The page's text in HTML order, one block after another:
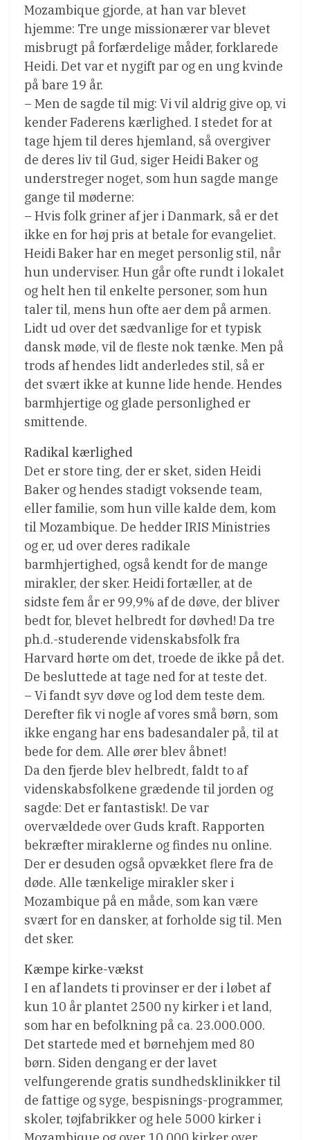
Mozambique gjorde, at han var blevet
hjemme: Tre unge missionærer var blevet
misbrugt på forfærdelige måder, forklarede
Heidi. Det var et nygift par og en ung kvinde
på bare 19 år.
– Men de sagde til mig: Vi vil aldrig give op, vi
kender Faderens kærlighed. I stedet for at
tage hjem til deres hjemland, så overgiver
de deres liv til Gud, siger Heidi Baker og
understreger noget, som hun sagde mange
gange til møderne:
– Hvis folk griner af jer i Danmark, så er det
ikke en for høj pris at betale for evangeliet.
Heidi Baker har en meget personlig stil, når
hun underviser. Hun går ofte rundt i lokalet
og helt hen til enkelte personer, som hun
taler til, mens hun ofte aer dem på armen.
Lidt ud over det sædvanlige for et typisk
dansk møde, vil de fleste nok tænke. Men på
trods af hendes lidt anderledes stil, så er
det svært ikke at kunne lide hende. Hendes
barmhjertige og glade personlighed er
smittende.
Radikal kærlighed
Det er store ting, der er sket, siden Heidi
Baker og hendes stadigt voksende team,
eller familie, som hun ville kalde dem, kom
til Mozambique. De hedder IRIS Ministries
og er, ud over deres radikale
barmhjertighed, også kendt for de mange
mirakler, der sker. Heidi fortæller, at de
sidste fem år er 99,9% af de døve, der bliver
bedt for, blevet helbredt for døvhed! Da tre
ph.d.-studerende videnskabsfolk fra
Harvard hørte om det, troede de ikke på det.
De besluttede at tage ned for at teste det.
– Vi fandt syv døve og lod dem teste dem.
Derefter fik vi nogle af vores små børn, som
ikke engang har ens badesandaler på, til at
bede for dem. Alle ører blev åbnet!
Da den fjerde blev helbredt, faldt to af
videnskabsfolkene grædende til jorden og
sagde: Det er fantastisk!. De var
overvældede over Guds kraft. Rapporten
bekræfter miraklerne og findes nu online.
Der er desuden også opvækket flere fra de
døde. Alle tænkelige mirakler sker i
Mozambique på en måde, som kan være
svært for en dansker, at forholde sig til. Men
det sker.
Kæmpe kirke-vækst
I en af landets ti provinser er der i løbet af
kun 10 år plantet 2500 ny kirker i et land,
som har en befolkning på ca. 23.000.000.
Det startede med et børnehjem med 80
børn. Siden dengang er der lavet
velfungerende gratis sundhedsklinikker til
de fattige og syge, bespisnings-programmer,
skoler, tøjfabrikker og hele 5000 kirker i